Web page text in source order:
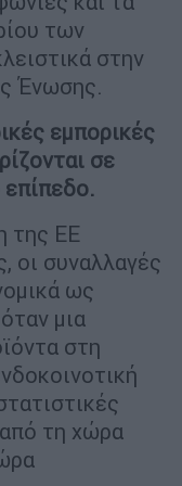
των
στην
Ένωσης.
εμπορικές
σε
επίπεδο.
της ΕΕ
οι συναλλαγές
ως
μια
στη
τη χώρα